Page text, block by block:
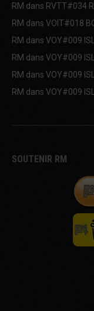
RM dans RVTT#034
RM dans VOIT#018
RM dans VOY#009
RM dans VOY#009
RM dans VOY#009
RM dans VOY#009
SOUTENIR RM